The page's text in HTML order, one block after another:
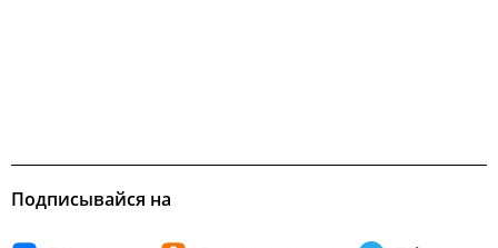
Подписывайся на